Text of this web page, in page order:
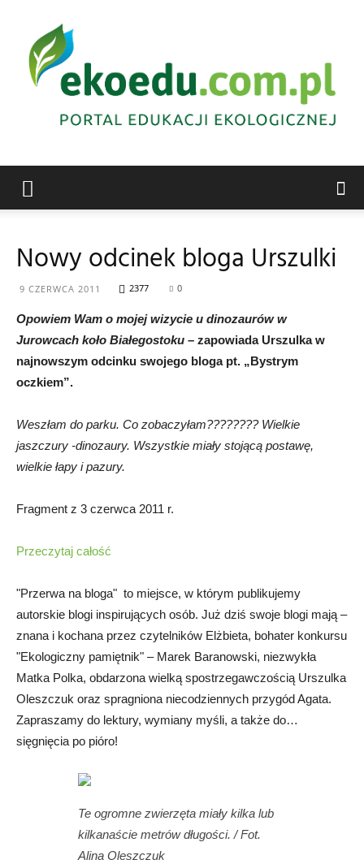
ekologiczna
Abrys
Nowy odcinek bloga Urszulki
9 CZERWCA 2011 2377 0
Opowiem Wam o mojej wizycie u dinozaurów w
Jurowcach koło Białegostoku – zapowiada Urszulka w
najnowszym odcinku swojego bloga pt. „Bystrym
oczkiem”.
Weszłam do parku. Co zobaczyłam???????? Wielkie
jaszczury -dinozaury. Wszystkie miały stojącą postawę,
wielkie łapy i pazury.
Fragment z 3 czerwca 2011 r.
Przeczytaj całość
"Przerwa na bloga" to miejsce, w którym publikujemy
autorskie blogi inspirujących osób. Już dziś swoje blogi mają –
znana i kochana przez czytelników Elżbieta, bohater konkursu
"Ekologiczny pamiętnik" – Marek Baranowski, niezwykła
Matka Polka, obdarzona wielką spostrzegawczością Urszulka
Oleszczuk oraz spragniona niecodziennych przygód Agata.
Zapraszamy do lektury, wymiany myśli, a także do…
sięgnięcia po pióro!
Te ogromne zwierzęta miały kilka lub
kilkanaście metrów długości. / Fot.
Alina Oleszczuk